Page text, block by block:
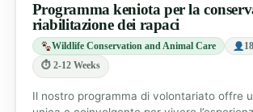
Programma keniota per la
riabilitazione dei rapaci
Wildlife Conservation and Animal Care
⏱ 2-12 Weeks
Il nostro programma di volontariato offre